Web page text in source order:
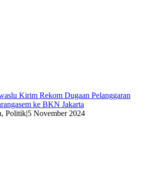
Kirim Rekom Dugaan Pelanggaran
ke BKN Jakarta
Politik|5 November 2024